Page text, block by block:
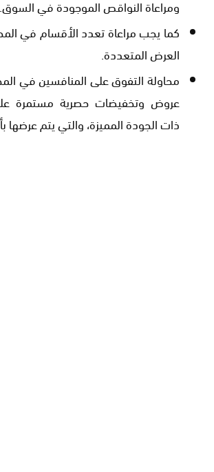
ومراعاة النواقص الموجودة في السوق.
كما يجب مراعاة تعدد الأقسام في
العرض المتعددة.
محاولة التفوق على المنافسين في
عروض وتخفيضات حصرية مستمرة
ذات الجودة المميزة، والتي يتم عرضها